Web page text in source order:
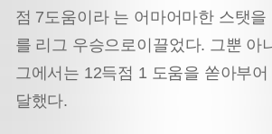
점 7도움이라 는 어마어마한 스탯을
를 리그 우승으로이끌었다. 그뿐 아
그에서는 12득점 1 도움을 쏟아부
달했다.